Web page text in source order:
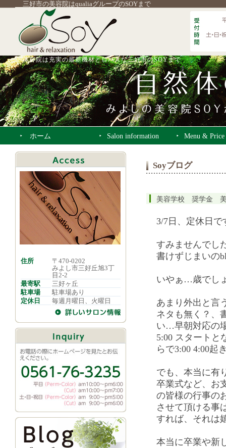
三好市の美容院はqualiaグループのSOYまで
美容院は充実の最新機材とロハスな三好市のSOYまで
ホーム Salon information Menu & Price
Soyブログ
美容学校 奨学金
3/7日、定休日で
すみませんでし
書けずじまいの
いやぁ…歳でし
あまり外出と言
ネタも無く？、
い…早朝対応の
5:00 スタートと
らで3:00 4:00
でも、本当に有
卒業式など、お
の皆様の行事の
させて頂ける事
すれば、それは
本当に卒業や新
住所
〒470-0202
みよし市三好丘旭3丁
目2-2
最寄駅
三好ヶ丘
駐車場
駐車場あり
定休日
毎週月曜日、火曜日